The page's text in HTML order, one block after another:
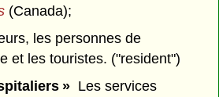
(Canada);
les personnes de
et les touristes. ("resident")
»Les services